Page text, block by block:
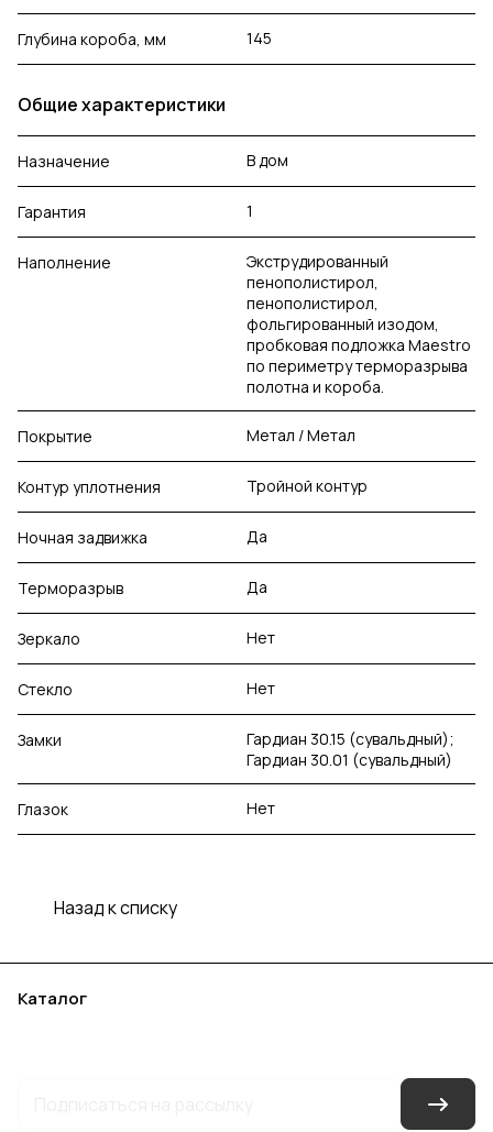
Глубина короба, мм 145
Общие характеристики
Назначение В дом
Гарантия 1
Наполнение
Экструдированный
пенополистирол,
пенополистирол,
фольгированный изодом,
пробковая подложка Maestro
по периметру терморазрыва
полотна и короба.
Покрытие Метал / Метал
Контур уплотнения Тройной контур
Ночная задвижка Да
Терморазрыв Да
Зеркало Нет
Стекло Нет
Замки
Гардиан 30.15 (сувальдный);
Гардиан 30.01 (сувальдный)
Глазок Нет
Назад к списку
Каталог